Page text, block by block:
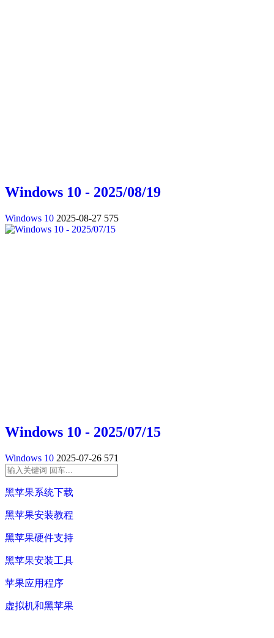
Windows 10 - 2025/08/19
Windows 10 2025-08-27 575
Windows 10 - 2025/07/15
Windows 10 2025-07-26 571
黑苹果系统下载
黑苹果安装教程
黑苹果硬件支持
黑苹果安装工具
苹果应用程序
虚拟机和黑苹果